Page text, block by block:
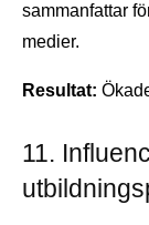
sammanfattar
medier.
Resultat:
11.